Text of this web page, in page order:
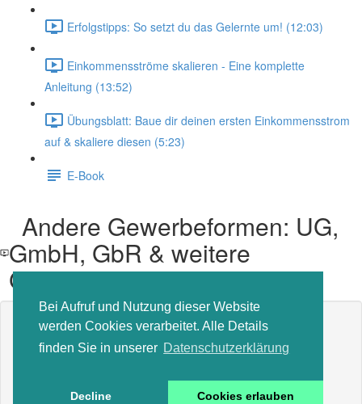
Bei Aufruf und Nutzung dieser Website
werden Cookies verarbeitet. Alle Details
finden Sie in unserer Datenschutzerklärung
Decline Cookies erlauben
Erfolgstipps: So setzt du das Gelernte um! (12:03)
Einkommensströme skalieren - Eine komplette
Anleitung (13:52)
Übungsblatt: Baue dir deinen ersten Einkommensstrom
auf & skaliere diesen (5:23)
E-Book
Andere Gewerbeformen: UG,
GmbH, GbR & weitere
Gewerbeformen
Inhalt der Lektion gesperrt
Wenn Sie bereits eingeschrieben sind,müssen Sie sich
anmelden.
In den Kurs einschreiben, um zu entsperren